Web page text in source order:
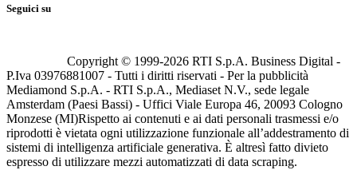
Seguici su
Copyright © 1999-2026 RTI S.p.A. Business Digital -
P.Iva 03976881007 - Tutti i diritti riservati - Per la pubblicità
Mediamond S.p.A. - RTI S.p.A., Mediaset N.V., sede legale
Amsterdam (Paesi Bassi) - Uffici Viale Europa 46, 20093 Cologno
Monzese (MI)Rispetto ai contenuti e ai dati personali trasmessi e/o
riprodotti è vietata ogni utilizzazione funzionale all’addestramento di
sistemi di intelligenza artificiale generativa. È altresì fatto divieto
espresso di utilizzare mezzi automatizzati di data scraping.